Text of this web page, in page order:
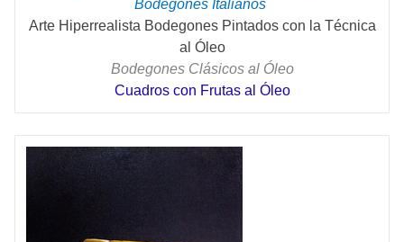
Bodegones Italianos
Arte Hiperrealista Bodegones Pintados con la Técnica
al Óleo
Bodegones Clásicos al Óleo
Cuadros con Frutas al Óleo